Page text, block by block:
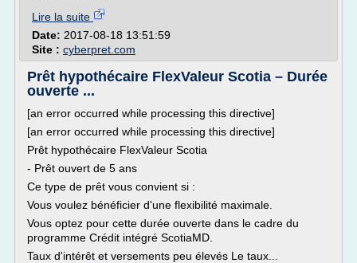
Lire la suite
Date: 2017-08-18 13:51:59
Site : cyberpret.com
Prêt hypothécaire FlexValeur Scotia – Durée
ouverte ...
[an error occurred while processing this directive]
[an error occurred while processing this directive]
Prêt hypothécaire FlexValeur Scotia
- Prêt ouvert de 5 ans
Ce type de prêt vous convient si :
Vous voulez bénéficier d'une flexibilité maximale.
Vous optez pour cette durée ouverte dans le cadre du
programme Crédit intégré ScotiaMD.
Taux d'intérêt et versements peu élevés Le taux...